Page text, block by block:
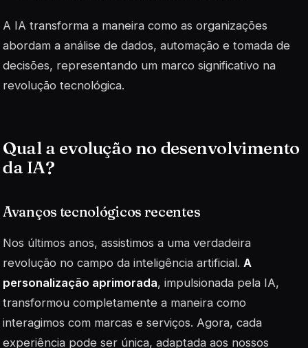
A IA transforma a maneira como as organizações
abordam a análise de dados, automação e tomada de
decisões, representando um marco significativo na
revolução tecnológica.
Qual a evolução no desenvolvimento
da IA?
Avanços tecnológicos recentes
Nos últimos anos, assistimos a uma verdadeira
revolução no campo da inteligência artificial. A
personalização aprimorada, impulsionada pela IA,
transformou completamente a maneira como
interagimos com marcas e serviços. Agora, cada
experiência pode ser única, adaptada aos nossos